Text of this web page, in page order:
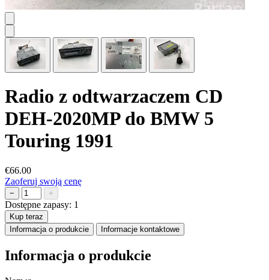
Radio z odtwarzaczem CD
DEH-2020MP do BMW 5
Touring 1991
€66.00
Zaoferuj swoją cenę
− +
Dostępne zapasy: 1
Kup teraz
Informacja o produkcie
Informacje kontaktowe
Informacja o produkcie